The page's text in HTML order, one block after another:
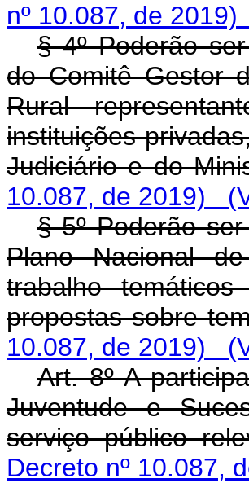
nº 10.087, de 2019)
§ 4º Poderão
do Comitê Gestor
Rural
instituições
Judiciário e do
10.087, de 2019)
§ 5º Poderão
Plano Nacional
trabalho
propostas sobre
10.087, de 2019)
Art. 8º A
Juventude e
serviço público
Decreto nº 10.087,